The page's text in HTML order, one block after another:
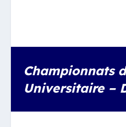
Championnats
Universitaire –